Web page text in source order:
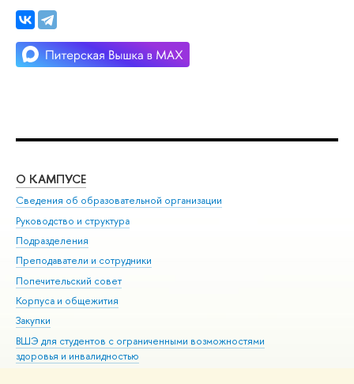
О КАМПУСЕ
Сведения об образовательной организации
Руководство и структура
Подразделения
Преподаватели и сотрудники
Попечительский совет
Корпуса и общежития
Закупки
ВШЭ для студентов с ограниченными возможностями
здоровья и инвалидностью